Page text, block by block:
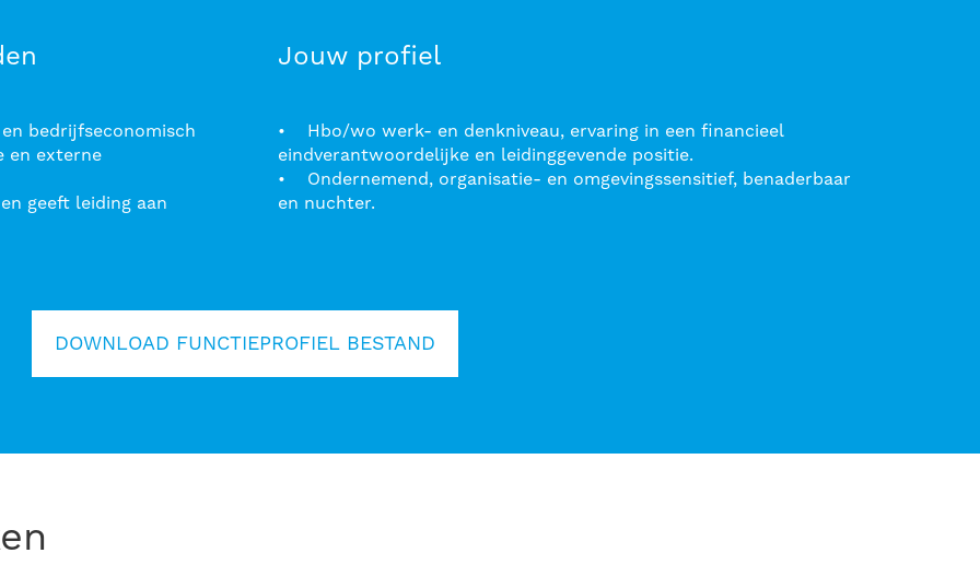
bedrijfseconomisch
en externe
geeft leiding aan
Jouw profiel
• Hbo/wo werk- en denkniveau, ervaring in een financieel
eindverantwoordelijke en leidinggevende positie.
• Ondernemend, organisatie- en omgevingssensitief, benaderbaar
en nuchter.
DOWNLOAD FUNCTIEPROFIEL BESTAND